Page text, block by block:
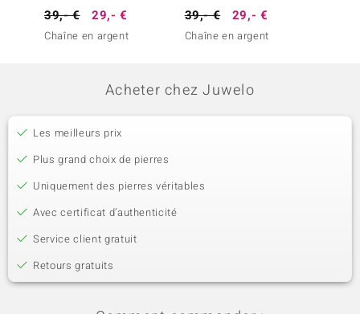
39,- € 29,- €
Chaîne en argent
39,- € 29,- €
Chaîne en argent
Acheter chez Juwelo
Les meilleurs prix
Plus grand choix de pierres
Uniquement des pierres véritables
Avec certificat d’authenticité
Service client gratuit
Retours gratuits